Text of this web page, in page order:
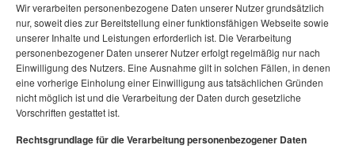
Wir verarbeiten personenbezogene Daten unserer Nutzer grundsätzlich
nur, soweit dies zur Bereitstellung einer funktionsfähigen Webseite sowie
unserer Inhalte und Leistungen erforderlich ist. Die Verarbeitung
personenbezogener Daten unserer Nutzer erfolgt regelmäßig nur nach
Einwilligung des Nutzers. Eine Ausnahme gilt in solchen Fällen, in denen
eine vorherige Einholung einer Einwilligung aus tatsächlichen Gründen
nicht möglich ist und die Verarbeitung der Daten durch gesetzliche
Vorschriften gestattet ist.
Rechtsgrundlage für die Verarbeitung personenbezogener Daten